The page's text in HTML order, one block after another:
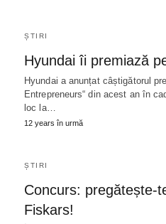
ȘTIRI
Hyundai îi premiază
Hyundai a anunțat câștigătorul
Entrepreneurs“ din acest an în
loc la…
12 years în urmă
ȘTIRI
Concurs: pregătește-
Fiskars!